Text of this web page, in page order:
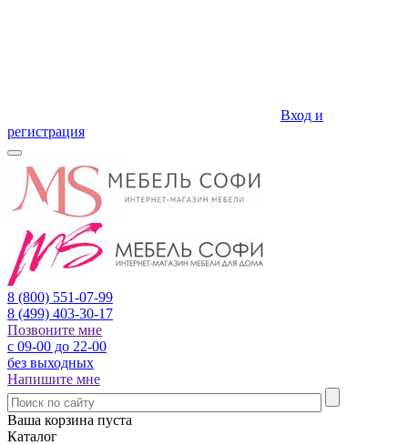
Вход и
регистрация
8 (800) 551-07-99
8 (499) 403-30-17
Позвоните мне
с 09-00 до 22-00
без выходных
Напишите мне
Ваша корзина пуста
Каталог